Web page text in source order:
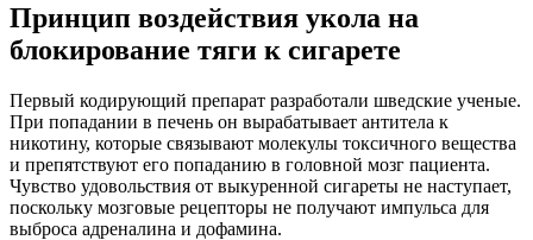
Принцип воздействия укола на
блокирование тяги к сигарете
Первый кодирующий препарат разработали шведские ученые.
При попадании в печень он вырабатывает антитела к
никотину, которые связывают молекулы токсичного вещества
и препятствуют его попаданию в головной мозг пациента.
Чувство удовольствия от выкуренной сигареты не наступает,
поскольку мозговые рецепторы не получают импульса для
выброса адреналина и дофамина.